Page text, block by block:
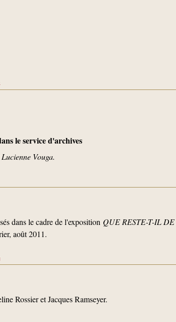
le service d'archives
Vouga.
dans le cadre de l'exposition QUE RESTE-T-IL
août 2011.
Rossier et Jacques Ramseyer.